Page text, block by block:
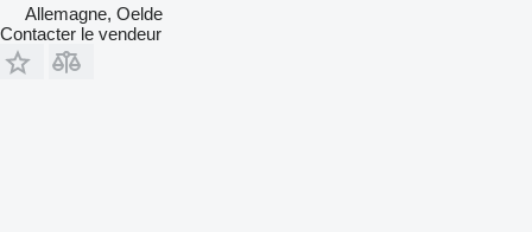
Allemagne, Oelde
Contacter le vendeur